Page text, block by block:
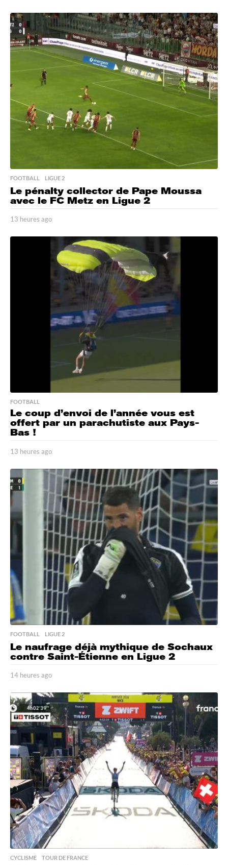
h
r
e
FOOTBALL ,LIGUE 2
Le pénalty collector de Pape Moussa
avec le FC Metz en Ligue 2
13 heures ago
h
e
o
FOOTBALL
Le coup d’envoi de l’année vous est
offert par un parachutiste aux Pays-
Bas !
13 heures ago
h
u
r
e
s
a
o
FOOTBALL ,LIGUE 2
Le naufrage déjà mythique de Sochaux
contre Saint-Étienne en Ligue 2
14 heures ago
h
e
u
r
e
a
g
o
CYCLISME ,TOUR DE FRANCE